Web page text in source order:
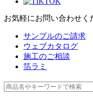
お気軽にお問い合わせく
サンプルのご請求
ウェブカタログ
施工のご相談
箔ラミ